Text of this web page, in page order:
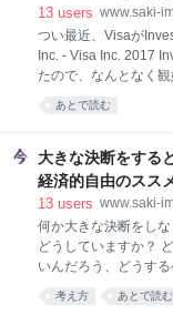
……ということで、今
という宣伝を兼ねて
めてみました。 米国
見てって下さいね～
ボル ブランド名を表
表すティッカーシン
カーシンボ
13 users www.saki-
つい最近、Visaが
Inc. - Visa Inc. 2017
たので、なんとなく
あったんですが結局
ね、だいぶ前にVisa
たんですが、 長期投
Visa（V） 今回のVisa
「いやー、もっと強
めて、いかに決済市
の拡大につながって
お」と思ったポイン
有してる人も、Visa
あとで読む
大きな決断をする
経済的自由のスス
13 users www.saki-
何か大きな決断をし
どうしていますか？
いんだろう、どうす
い、でもどっちが正
れは進学かもしれな
考え方 あとで読む